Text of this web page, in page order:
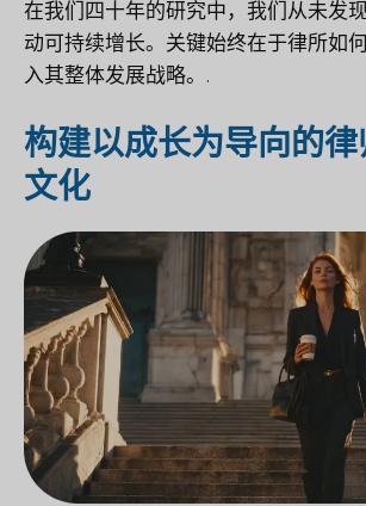
在我们四十年的研究中，我们从未发
动可持续增长。关键始终在于律所如
入其整体发展战略。.
构建以成长为导向的
文化